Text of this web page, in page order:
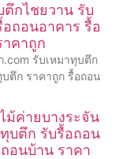
ตึกไชยวาน รับ
ถอนอาคาร รื้อ
คาถูก
.com รับเหมาทุบตึก
ตึก ราคาถูก รื้อถอน
ม้ค่ายบางระจัน
บตึก รับรื้อถอน
อนบ้าน ราคา